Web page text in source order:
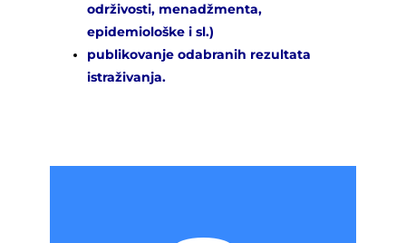
održivosti, menadžmenta,
epidemiološke i sl.)
publikovanje odabranih rezultata
istraživanja.